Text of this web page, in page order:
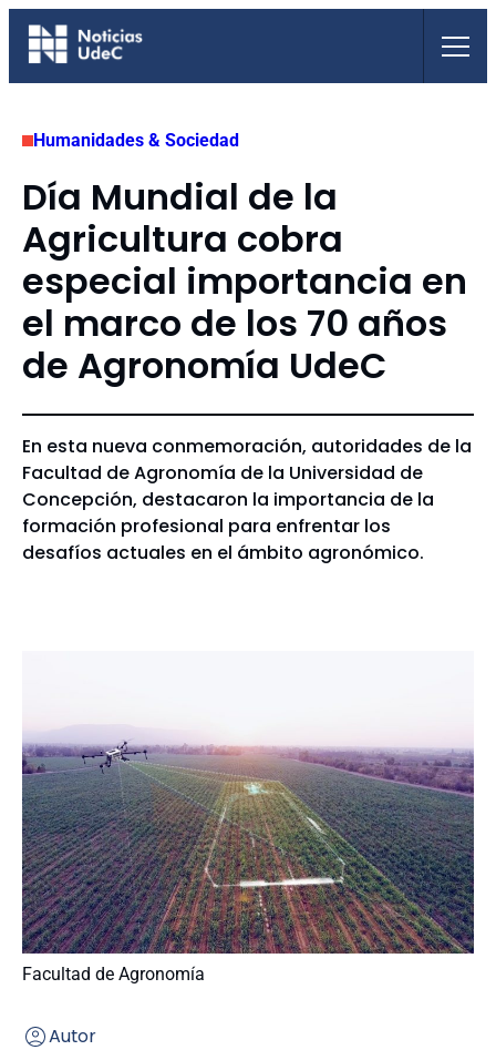
Saltar
Humanidades & Sociedad
Día Mundial de la
Agricultura cobra
especial importancia en
el marco de los 70 años
de Agronomía UdeC
En esta nueva conmemoración, autoridades de la
Facultad de Agronomía de la Universidad de
Concepción, destacaron la importancia de la
formación profesional para enfrentar los
desafíos actuales en el ámbito agronómico.
Facultad de Agronomía
Autor